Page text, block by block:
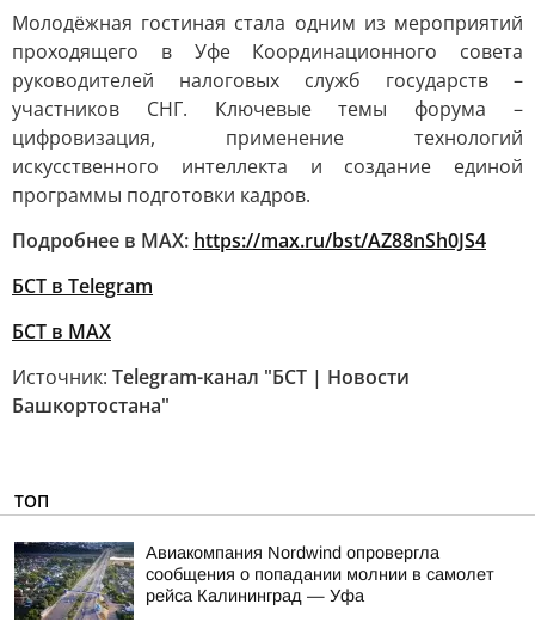
Молодёжная гостиная стала одним из мероприятий
проходящего в Уфе Координационного совета
руководителей налоговых служб государств –
участников СНГ. Ключевые темы форума –
цифровизация, применение технологий
искусственного интеллекта и создание единой
программы подготовки кадров.
Подробнее в MAX: https://max.ru/bst/AZ88nSh0JS4
БСТ в Telegram
БСТ в МАХ
Источник: Telegram-канал "БСТ | Новости
Башкортостана"
ТОП
Авиакомпания Nordwind опровергла
сообщения о попадании молнии в самолет
рейса Калининград — Уфа